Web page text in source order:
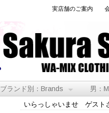
実店舗のご案内
ブランド別：Brands 男：
いらっしゃいませ ゲスト